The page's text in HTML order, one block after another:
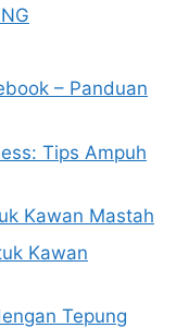
– Panduan
Tips Ampuh
Kawan Mastah
Kawan
Tepung